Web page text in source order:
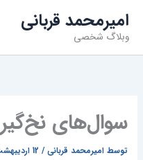
رفتنامیرمحمد قربانی
وبلاگ شخصی
سوال‌های نخ‌گیر
توسط امیرمحمد قربانی/ 12 اردیبهشت 1400